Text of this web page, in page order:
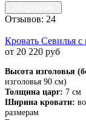
Отзывов: 24
Кровать Севилья
от 20 220 руб
Высота изголовья
изголовья 90 см)
Толщина царг: 7 см
Ширина кровати:
размерам